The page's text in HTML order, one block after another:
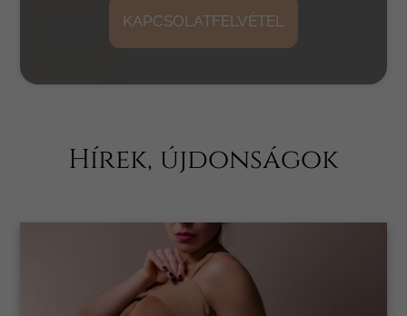
KAPCSOLATFELVÉTEL
Hírek, újdonságok